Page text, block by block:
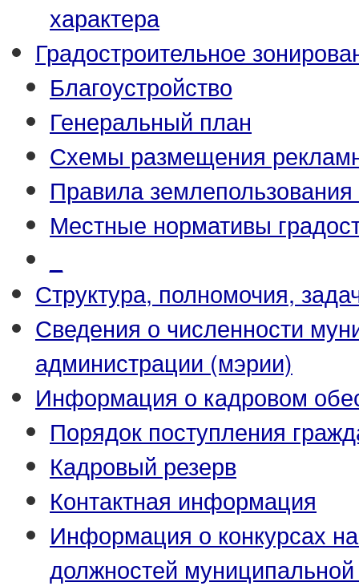
характера
Градостроительное
Благоустройство
Генеральный план
Схемы размещения
Правила землепользования
Местные нормативы
Структура, полномочия,
Сведения о численности
администрации (мэрии)
Информация о кадровом
Порядок поступления
Кадровый резерв
Контактная информация
Информация о конкурсах
должностей